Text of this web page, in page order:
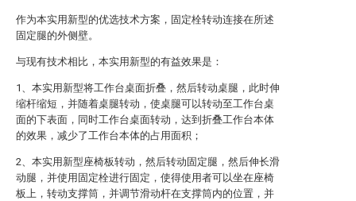
作为本实用新型的优选技术方案，固定栓转动连接在所述
固定腿的外侧壁。
与现有技术相比，本实用新型的有益效果是：
1、本实用新型将工作台桌面折叠，然后转动桌腿，此时伸
缩杆缩短，并随着桌腿转动，使桌腿可以转动至工作台桌
面的下表面，同时工作台桌面转动，达到折叠工作台本体
的效果，减少了工作台本体的占用面积；
2、本实用新型座椅板转动，然后转动固定腿，然后伸长滑
动腿，并使用固定栓进行固定，使得使用者可以坐在座椅
板上，转动支撑筒，并调节滑动杆在支撑筒内的位置，并